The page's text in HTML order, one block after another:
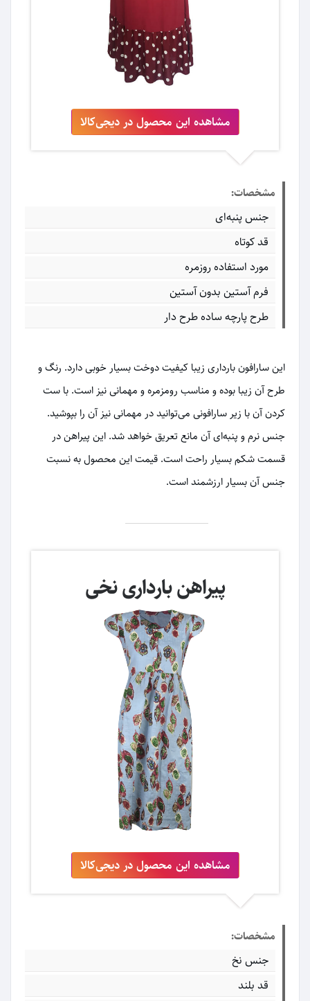
مشاهده این محصول در دیجی‌کالا
مشخصات:
جنس پنبه‌ای
قد کوتاه
مورد استفاده روزمره
فرم آستین بدون آستین
طرح پارچه ساده طرح دار
این سارافون بارداری زیبا کیفیت دوخت بسیار خوبی دارد. رنگ و
طرح آن زیبا بوده و مناسب رومزمره و مهمانی نیز است. با ست
کردن آن با زیر سارافونی می‌توانید در مهمانی نیز آن را بپوشید.
جنس نرم و پنبه‌ای آن مانع تعریق خواهد شد. این پیراهن در
قسمت شکم بسیار راحت است. قیمت این محصول به نسبت
جنس آن بسیار ارزشمند است.
پیراهن بارداری نخی
مشاهده این محصول در دیجی‌کالا
مشخصات:
جنس نخ
قد بلند